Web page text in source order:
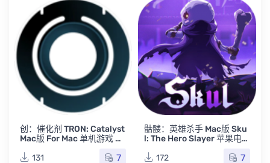
创：催化剂 TRON: Catalyst
Mac版 For Mac 单机游戏 M
131
7
骷髅：英雄杀手 Mac版 Sku
l: The Hero Slayer 苹果电脑
雄杀手
172 7